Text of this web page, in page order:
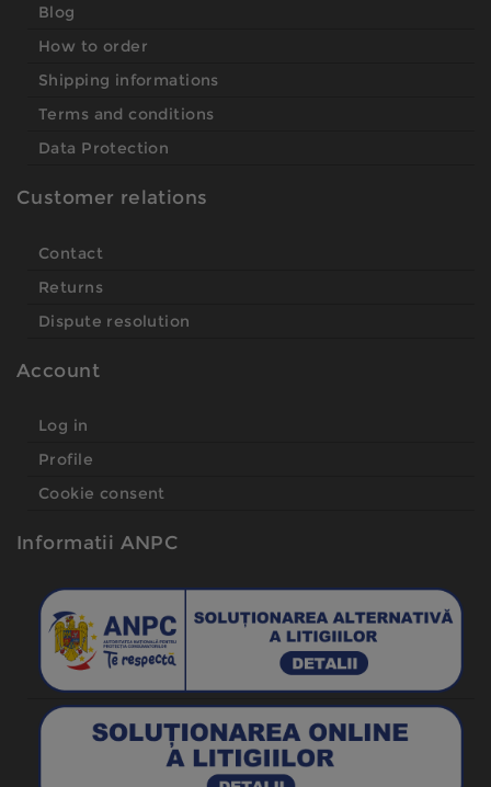
Blog
How to order
Shipping informations
Terms and conditions
Data Protection
Customer relations
Contact
Returns
Dispute resolution
Account
Log in
Profile
Cookie consent
Informatii ANPC